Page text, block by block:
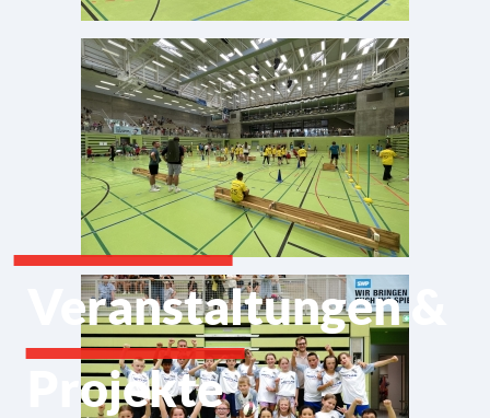
Veranstaltungen &
Projekte